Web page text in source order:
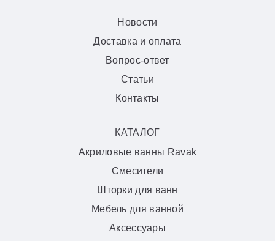
Новости
Доставка и оплата
Вопрос-ответ
Статьи
Контакты
КАТАЛОГ
Акриловые ванны Ravak
Смесители
Шторки для ванн
Мебель для ванной
Аксессуары